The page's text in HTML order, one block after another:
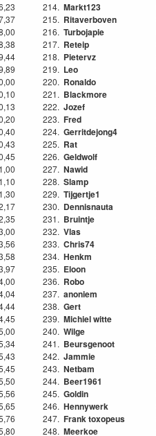
214. Markt123
215. Ritaverboven
216. Turbojapie
217. Reteip
218. Pietervz
219. Leo
220. Ronaldo
221. Blackmore
222. Jozef
223. Fred
224. Gerritdejong4
225. Rat
226. Geldwolf
227. Nawid
228. Slamp
229. Tijgertje1
230. Dennisnauta
231. Bruintje
232. Vlas
233. Chris74
234. Henkm
235. Eloon
236. Robo
237. anoniem
238. Gert
239. Michiel witte
240. Wilge
241. Beursgenoot
242. Jammie
243. Netbam
244. Beer1961
245. Goldin
246. Hennywerk
247. Frank toxopeus
248. Meerkoe